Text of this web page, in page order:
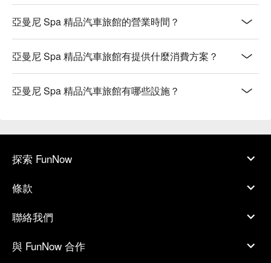
亞曼尼 Spa 精品汽車旅館的營業時間？
亞曼尼 Spa 精品汽車旅館有提供什麼消費方案？
亞曼尼 Spa 精品汽車旅館有哪些設施？
探索 FunNow
條款
聯絡我們
與 FunNow 合作